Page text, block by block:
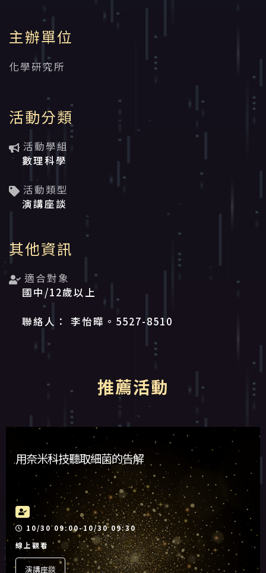
主辦單位
化學研究所
活動分類
活動學組
數理科學
活動類型
演講座談
其他資訊
適合對象
國中/12歲以上
聯絡人： 李怡曄。5527-8510
推薦活動
用奈米科技聽取細菌的告解
活動時間
10/30 09:00-10/30 09:30
線上觀看
演講座談